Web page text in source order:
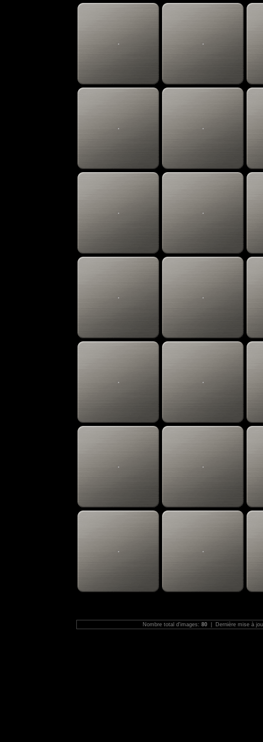
Nombre total d'images: 80 | Dernière mise à